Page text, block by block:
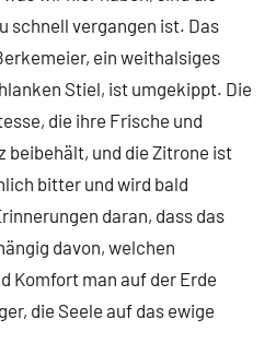
schnell vergangen ist. Das
ein weithalsiges
Stiel, ist umgekippt. Die
die ihre Frische und
beibehält, und die Zitrone ist
bitter und wird bald
daran, dass das
davon, welchen
Komfort man auf der Erde
die Seele auf das ewige